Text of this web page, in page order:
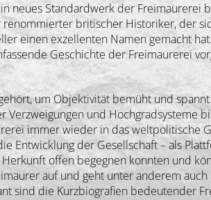
neues Standardwerk der Freimaurerei
britischer Historiker, der
einen exzellenten Namen gemacht
Geschichte der Freimaurerei
um Objektivität bemüht und
Verzweigungen und Hochgradsysteme
immer wieder in das weltpolitische
Entwicklung der Gesellschaft – als
offen begegnen konnten und
auf und geht unter anderem
sind die Kurzbiografien bedeutender